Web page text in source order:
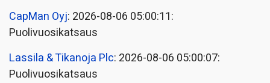
CapMan Oyj: 2026-08-06 05:00:11:
Puolivuosikatsaus
Lassila & Tikanoja Plc: 2026-08-06 05:00:07:
Puolivuosikatsaus